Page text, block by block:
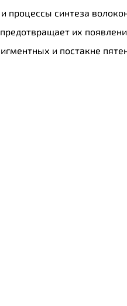
процессы синтеза
их
и постакне